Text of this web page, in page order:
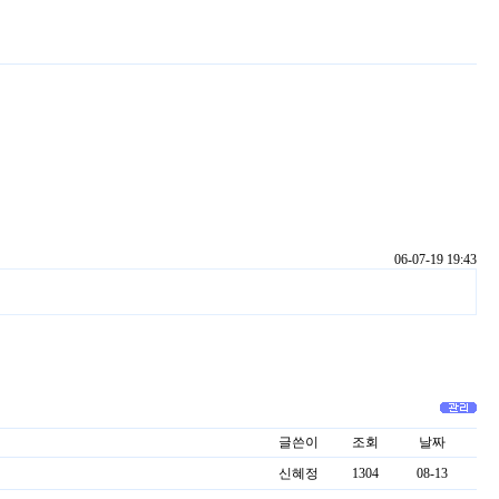
06-07-19 19:43
글쓴이 조회
날짜
신혜정
1304 08-13